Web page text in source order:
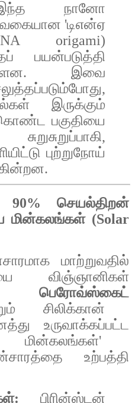
நானோ
வகையான 'டிஎன்ஏ
origami)
பயன்படுத்தி
.இவை
,
இருக்கும்
பகுதியை
சுறுசுறுப்பாகி,
புற்றுநோய்
.
90% செயல்திறன்
மின்கலங்கள்(Solar
மாற்றுவதில்
விஞ்ஞானிகள்
பெரோவ்ஸ்கைட்
சிலிக்கான்
உருவாக்கப்பட்ட
மின்கலங்கள்'
உற்பத்தி
: பிரின்ஸ்டன்